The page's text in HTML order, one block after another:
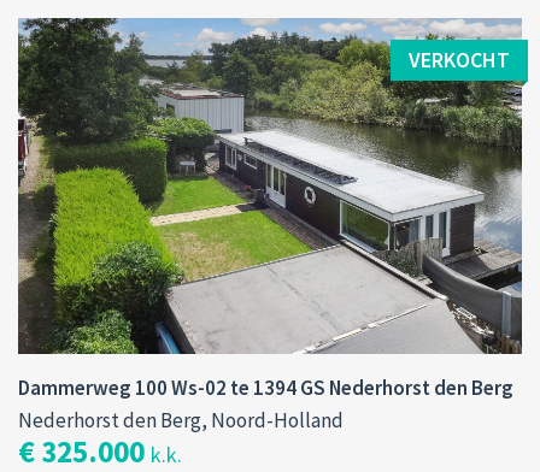
VERKOCHT
Dammerweg 100 Ws-02 te 1394 GS Nederhorst den Berg
Nederhorst den Berg, Noord-Holland
€ 325.000 k.k.